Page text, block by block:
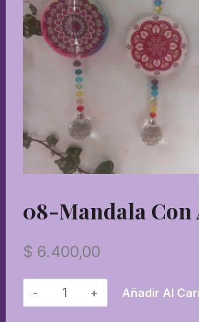
08-Mandala
$ 6.400,00
08-
Mandala
Añadir Al